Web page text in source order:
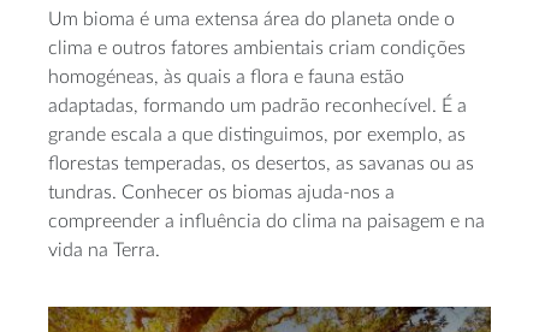
Um bioma é uma extensa área do planeta onde o
clima e outros fatores ambientais criam condições
homogéneas, às quais a flora e fauna estão
adaptadas, formando um padrão reconhecível. É a
grande escala a que distinguimos, por exemplo, as
florestas temperadas, os desertos, as savanas ou as
tundras. Conhecer os biomas ajuda-nos a
compreender a influência do clima na paisagem e na
vida na Terra.